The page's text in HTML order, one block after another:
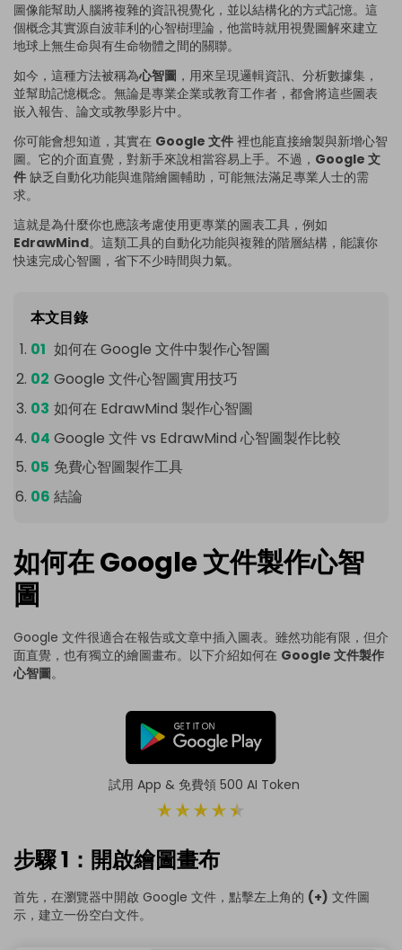
圖像能幫助人腦將複雜的資訊視覺化，並以結構化的方式記憶。這
個概念其實源自波菲利的心智樹理論，他當時就用視覺圖解來建立
地球上無生命與有生命物體之間的關聯。
如今，這種方法被稱為心智圖 ，用來呈現邏輯資訊、分析數據集，
並幫助記憶概念。無論是專業企業或教育工作者，都會將這些圖表
嵌入報告、論文或教學影片中。
你可能會想知道，其實在 Google 文件 裡也能直接繪製與新增心智
圖。它的介面直覺，對新手來說相當容易上手。不過， Google 文
件 缺乏自動化功能與進階繪圖輔助，可能無法滿足專業人士的需
求。
這就是為什麼你也應該考慮使用更專業的圖表工具，例如
EdrawMind。這類工具的自動化功能與複雜的階層結構，能讓你
快速完成心智圖，省下不少時間與力氣。
本文目錄
如何在 Google 文件中製作心智圖
Google 文件心智圖實用技巧
如何在 EdrawMind 製作心智圖
Google 文件 vs EdrawMind 心智圖製作比較
免費心智圖製作工具
結論
如何在 Google 文件製作心智
圖
Google 文件很適合在報告或文章中插入圖表。雖然功能有限，但介
面直覺，也有獨立的繪圖畫布。以下介紹如何在 Google 文件製作
心智圖。
試用 App & 免費領 500 AI Token
步驟 1：開啟繪圖畫布
首先，在瀏覽器中開啟 Google 文件，點擊左上角的 (+) 文件圖
示，建立一份空白文件。